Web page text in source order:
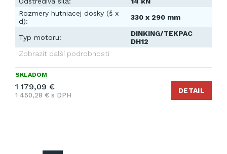
Rozmery hutniacej dosky (š x
d):
330 x 290 mm
Typ motoru:
DINKING/TEKPAC
DH12
Zobrazit další podrobnosti
SKLADOM
1 179,09 €
1 450,28 € s DPH
DETAIL